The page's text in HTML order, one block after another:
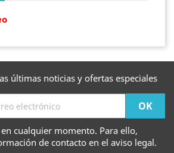
últimas noticias y ofertas especiales
cualquier momento. Para ello,
de contacto en el aviso legal.